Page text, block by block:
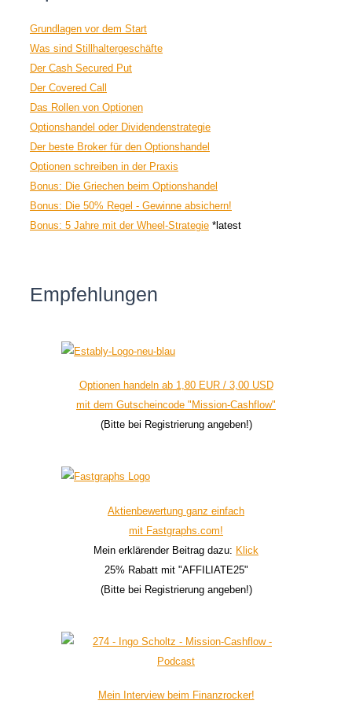
Grundlagen vor dem Start
Was sind Stillhaltergeschäfte
Der Cash Secured Put
Der Covered Call
Das Rollen von Optionen
Optionshandel oder Dividendenstrategie
Der beste Broker für den Optionshandel
Optionen schreiben in der Praxis
Bonus: Die Griechen beim Optionshandel
Bonus: Die 50% Regel - Gewinne absichern!
Bonus: 5 Jahre mit der Wheel-Strategie *latest
Empfehlungen
Optionen handeln ab 1,80 EUR / 3,00 USD
mit dem Gutscheincode "Mission-Cashflow"
(Bitte bei Registrierung angeben!)
Aktienbewertung ganz einfach
mit Fastgraphs.com!
Mein erklärender Beitrag dazu: Klick
25% Rabatt mit "AFFILIATE25"
(Bitte bei Registrierung angeben!)
Mein Interview beim Finanzrocker!